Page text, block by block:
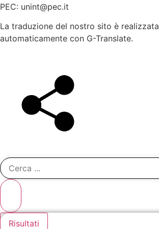
PEC: unint@pec.it
La traduzione del nostro sito è realizzata
automaticamente con G-Translate.
Search
...
Risultati